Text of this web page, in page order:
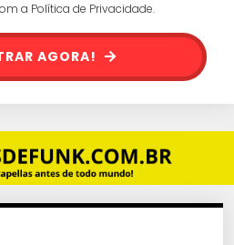
a Política de Privacidade.
AGORA!